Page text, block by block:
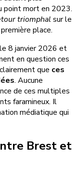
point mort en 2023.
triomphal sur le
place.
8 janvier 2026 et
en question ces
que ces
. Aucune
de ces multiples
faramineux. Il
médiatique qui
Brest et